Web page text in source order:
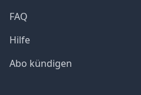
FAQ
Hilfe
Abo kündigen